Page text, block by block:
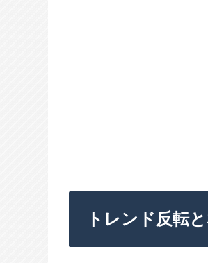
トレンド反転